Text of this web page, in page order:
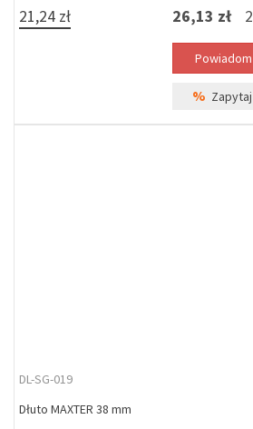
21,24 zł 26,13 zł
%
DL-SG-019
Dłuto MAXTER 38 mm